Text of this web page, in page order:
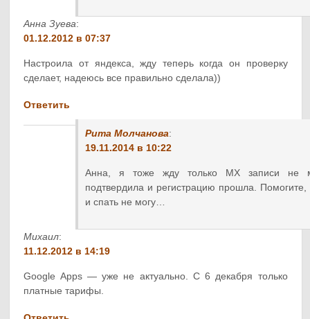
Анна Зуева:
01.12.2012 в 07:37
Настроила от яндекса, жду теперь когда он проверку
сделает, надеюсь все правильно сделала))
Ответить
Рита Молчанова:
19.11.2014 в 10:22
Анна, я тоже жду только МХ записи не
подтвердила и регистрацию прошла.
и спать не могу…
Михаил:
11.12.2012 в 14:19
Google Apps — уже не актуально. С 6 декабря только
платные тарифы.